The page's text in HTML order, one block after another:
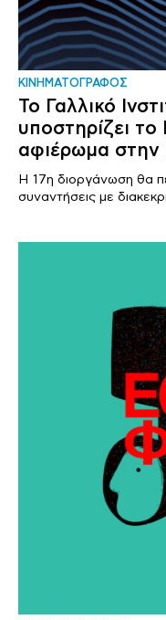
ΚΙΝΗΜΑΤΟΓΡΑΦΟΣ
Το Γαλλικό
υποστηρίζει
αφιέρωμα στην
Η 17η διοργάνωση θα
συναντήσεις με